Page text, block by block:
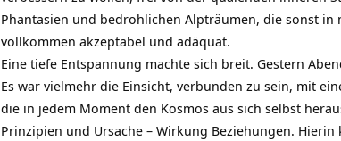
Phantasien und bedrohlichen Alpträumen, die sonst
vollkommen akzeptabel und adäquat.
Eine tiefe Entspannung machte sich breit. Gestern
Es war vielmehr die Einsicht, verbunden zu sein, mit
die in jedem Moment den Kosmos aus sich selbst
Prinzipien und Ursache – Wirkung Beziehungen.